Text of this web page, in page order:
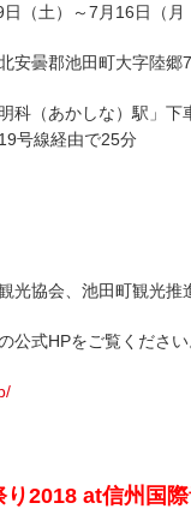
日（土）～7月16日（月
安曇郡池田町大字陸郷
科（あかしな）駅」
号線経由で25分
光協会、池田町観光
公式HPをご覧ください
り2018 at信州国